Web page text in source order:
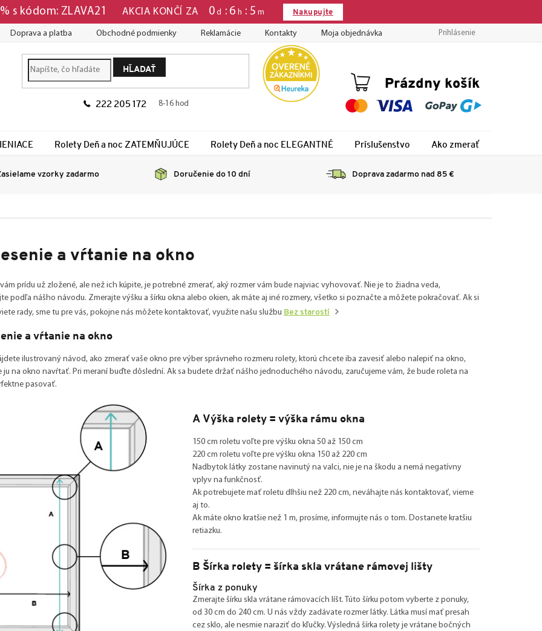
s kódom: ZLAVA21 AKCIA KONČÍ ZA 0 d : 6 h : 5 m Nakupujte
Doprava a platba Obchodné podmienky Reklamácie Kontakty Moja objednávka Prihlásenie
HĽADAŤ
222 205 172 8-16 hod
Nákupný
Prázdny košík
Rolety Deň a noc ZATEMŇUJÚCE Rolety Deň a noc ELEGANTNÉ Príslušenstvo Ako zmerať
vzorky zadarmo Doručenie do 10 dní Doprava zadarmo nad 85 €
a vŕtanie na okno
prídu už zložené, ale než ich kúpite, je potrebné zmerať, aký rozmer vám bude najviac vyhovovať. Nie je to žiadna veda,
podľa nášho návodu. Zmerajte výšku a šírku okna alebo okien, ak máte aj iné rozmery, všetko si poznačte a môžete pokračovať. Ak si
rady, sme tu pre vás, pokojne nás môžete kontaktovať, využite našu službu Bez starostí
a vŕtanie na okno
ilustrovaný návod, ako zmerať vaše okno pre výber správneho rozmeru rolety, ktorú chcete iba zavesiť alebo nalepiť na okno,
ju na okno navŕtať. Pri meraní buďte dôslední. Ak sa budete držať nášho jednoduchého návodu, zaručujeme vám, že bude roleta na
pasovať.
A Výška rolety = výška rámu okna
150 cm roletu voľte pre výšku okna 50 až 150 cm
220 cm roletu voľte pre výšku okna 150 až 220 cm
Nadbytok látky zostane navinutý na valci, nie je na škodu a nemá negatívny
vplyv na funkčnosť.
Ak potrebujete mať roletu dlhšiu než 220 cm, neváhajte nás kontaktovať, vieme
aj to.
Ak máte okno kratšie než 1 m, prosíme, informujte nás o tom. Dostanete kratšiu
retiazku.
B Šírka rolety = šírka skla vrátane rámovej lišty
Šírka z ponuky
Zmerajte šírku skla vrátane rámovacích líšt. Túto šírku potom vyberte z ponuky,
od 30 cm do 240 cm. U nás vždy zadávate rozmer látky. Látka musí mať presah
cez sklo, ale nesmie naraziť do kľučky. Výsledná šírka rolety je vrátane bočných